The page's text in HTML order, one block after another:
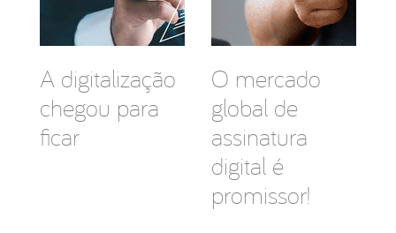
A digitalização
chegou para
ficar
O mercado
global de
assinatura
digital é
promissor!